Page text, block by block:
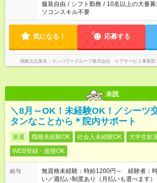
服装自由 / シフト勤務 / 10名以上の大量
ソコンスキル不要
気になる！ 応募する
掲載元企業名 マンパワーグループ株式会社 ケアサービス事業部
未読
＼8月～OK！未経験OK！／シーツ
タンなことから＊院内サポート
派遣 職種未経験OK 社会人未経験OK 大学生歓
WEB登録・面接OK
給与
無資格未経験：時給1200円～ 経験者
い／週払い制度あり（月払いも選べます